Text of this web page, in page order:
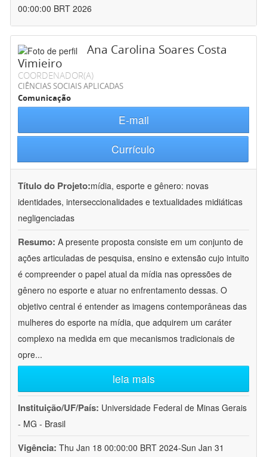
00:00:00 BRT 2026
Ana Carolina Soares Costa
Vimieiro
COORDENADOR(A)
CIÊNCIAS SOCIAIS APLICADAS
Comunicação
E-mail
Currículo
Título do Projeto:mídia, esporte e gênero: novas
identidades, interseccionalidades e textualidades midiáticas
negligenciadas
Resumo: A presente proposta consiste em um conjunto de
ações articuladas de pesquisa, ensino e extensão cujo intuito
é compreender o papel atual da mídia nas opressões de
gênero no esporte e atuar no enfrentamento dessas. O
objetivo central é entender as imagens contemporâneas das
mulheres do esporte na mídia, que adquirem um caráter
complexo na medida em que mecanismos tradicionais de
opre...
leia mais
Instituição/UF/País: Universidade Federal de Minas Gerais
- MG - Brasil
Vigência: Thu Jan 18 00:00:00 BRT 2024-Sun Jan 31